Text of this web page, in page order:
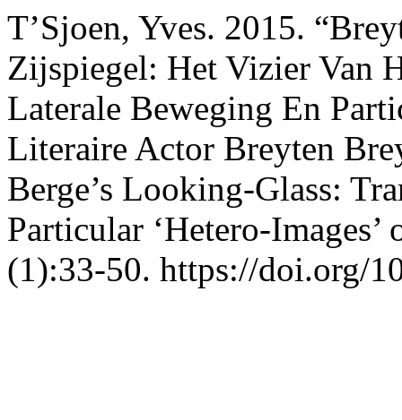
T’Sjoen, Yves. 2015.
Zijspiegel: Het Vizier Van
Laterale Beweging En
Literaire Actor Breyten
Berge’s Looking-Glass:
Particular ‘Hetero-
(1):33-50. https://doi.org/